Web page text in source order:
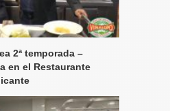
2ª temporada –
en el Restaurante